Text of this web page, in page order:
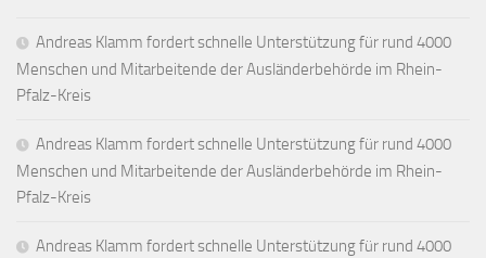
Andreas Klamm fordert schnelle Unterstützung für rund 4000
Menschen und Mitarbeitende der Ausländerbehörde im Rhein-
Pfalz-Kreis
Andreas Klamm fordert schnelle Unterstützung für rund 4000
Menschen und Mitarbeitende der Ausländerbehörde im Rhein-
Pfalz-Kreis
Andreas Klamm fordert schnelle Unterstützung für rund 4000